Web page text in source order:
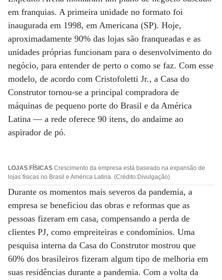
em franquias. A primeira unidade no formato foi
inaugurada em 1998, em Americana (SP). Hoje,
aproximadamente 90% das lojas são franqueadas e as
unidades próprias funcionam para o desenvolvimento do
negócio, para entender de perto o como se faz. Com esse
modelo, de acordo com Cristofoletti Jr., a Casa do
Construtor tornou-se a principal compradora de
máquinas de pequeno porte do Brasil e da América
Latina — a rede oferece 90 itens, do andaime ao
aspirador de pó.
LOJAS FÍSICAS Crescimento da empresa está baseado na expansão de
lojas físicas no Brasil e América Latina. (Crédito:Divulgação)
Durante os momentos mais severos da pandemia, a
empresa se beneficiou das obras e reformas que as
pessoas fizeram em casa, compensando a perda de
clientes PJ, como empreiteiras e condomínios. Uma
pesquisa interna da Casa do Construtor mostrou que
60% dos brasileiros fizeram algum tipo de melhoria em
suas residências durante a pandemia. Com a volta da